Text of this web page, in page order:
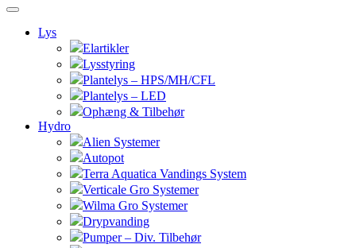
Lys
Elartikler
Lysstyring
Plantelys – HPS/MH/CFL
Plantelys – LED
Ophæng & Tilbehør
Hydro
Alien Systemer
Autopot
Terra Aquatica Vandings System
Verticale Gro Systemer
Wilma Gro Systemer
Drypvanding
Pumper – Div. Tilbehør